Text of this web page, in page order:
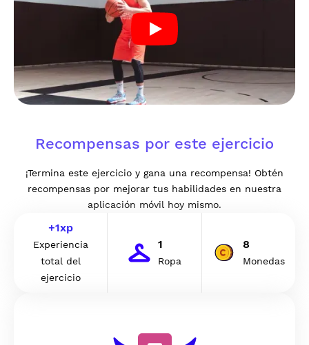
Recompensas por este ejercicio
¡Termina este ejercicio y gana una recompensa! Obtén
recompensas por mejorar tus habilidades en nuestra
aplicación móvil hoy mismo.
+1xp
Experiencia
total del
ejercicio
1
Ropa
8
Monedas